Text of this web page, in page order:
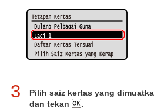
3
Pilih saiz kertas yang
dan tekan
.